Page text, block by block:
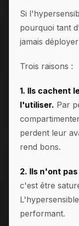
Si
pourquoi tant
jamais
Trois raisons :
1. Ils cachent
l'utiliser. Par
perdent leur
rend bons.
2. Ils n'ont
c'est être
performant.